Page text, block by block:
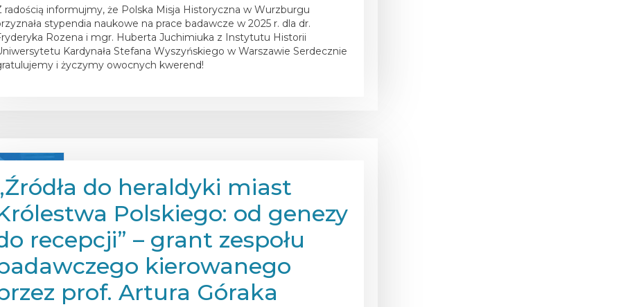
radością informujmy, że Polska Misja Historyczna w Wurzburgu
stypendia naukowe na prace badawcze w 2025 r. dla dr.
Rozena i mgr. Huberta Juchimiuka z Instytutu Historii
Kardynała Stefana Wyszyńskiego w Warszawie Serdecznie
i życzymy owocnych kwerend!
do heraldyki miast
Polskiego: od genezy
recepcji” – grant zespołu
kierowanego
prof. Artura Góraka